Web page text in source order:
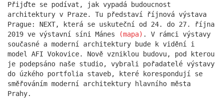
Přijďte se podívat, jak vypadá budoucnost
architektury v Praze. Tu představí říjnová výstava
Prague: NEXT, která se uskuteční od 24. do 27. října
2019 ve výstavní síni Mánes
(mapa) . V rámci výstavy
současné a moderní architektury bude k vidění i
model AFI Vokovice. Nově vzniklou budovu, pod kterou
je podepsáno naše studio, vybrali pořadatelé výstavy
do úzkého portfolia staveb, které korespondují se
směřováním moderní architektury hlavního města
Prahy.